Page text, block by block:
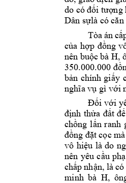
do có đối tượng
Dân sựlà có căn
Tòa án c
của hợp đồng
nên buộc bà H,
350.000.000
bản chính giấy
nghĩa vụ gì với
Đối với
định thửa đất
chồng lấn ranh
đồng đặt cọc
vô hiệu là do
nên yêu cầu phạ
chấp nhận, là có
minh bà H,